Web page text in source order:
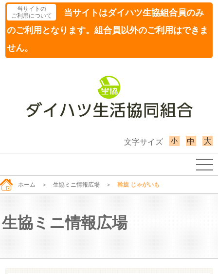
当サイトの
ご利用について
当サイトはダイハツ生協組合員のみ
のご利用となります。組合員以外のご利用はできま
せん。
文字サイズ 小 中 大
ホーム ＞ 生協ミニ情報広場 ＞ 斡旋 じゃがいも
生協ミニ情報広場